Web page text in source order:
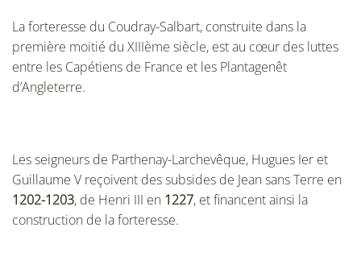
La forteresse du Coudray-Salbart, construite dans la
première moitié du XIIIème siècle, est au cœur des luttes
entre les Capétiens de France et les Plantagenêt
d’Angleterre.
Les seigneurs de Parthenay-Larchevêque, Hugues Ier et
Guillaume V reçoivent des subsides de Jean sans Terre en
1202-1203, de Henri III en 1227, et financent ainsi la
construction de la forteresse.